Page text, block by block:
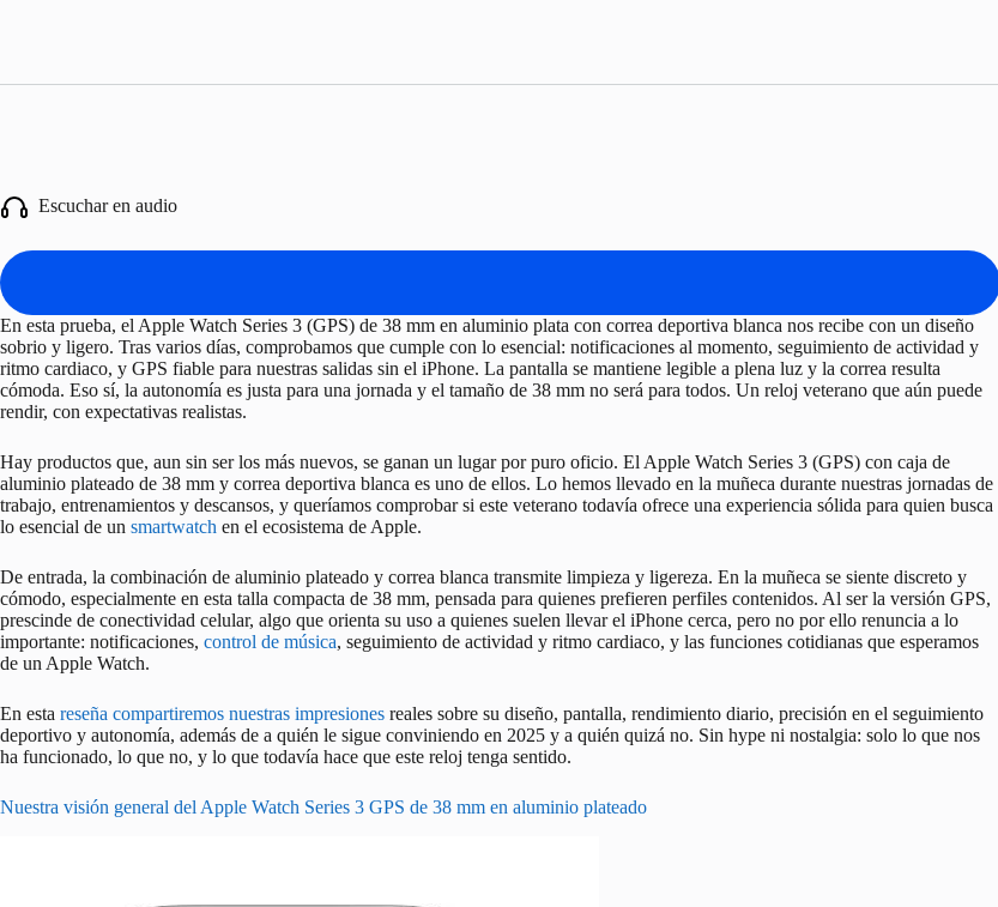
Escuchar en audio
En esta prueba, el Apple Watch Series 3 (GPS) de 38 mm en aluminio plata con correa deportiva blanca nos recibe con un diseño
sobrio y ligero. Tras varios días, comprobamos que cumple con lo esencial: notificaciones al momento, seguimiento de actividad y
ritmo cardiaco, y GPS fiable para nuestras salidas sin el iPhone. La pantalla se mantiene legible a plena luz y la correa resulta
cómoda. Eso sí, la autonomía es justa para una jornada y el tamaño de 38 mm no será para todos. Un reloj veterano que aún puede
rendir, con expectativas realistas.
Hay productos que, aun sin ser los más nuevos, se ganan un lugar por puro oficio. El Apple Watch Series 3 (GPS) con caja de
aluminio plateado de 38 mm y correa deportiva blanca es uno de ellos. Lo hemos llevado en la muñeca durante nuestras jornadas de
trabajo, entrenamientos y descansos, y queríamos comprobar si este veterano todavía ofrece una experiencia sólida para quien busca
lo esencial de un smartwatch en el ecosistema de Apple.
De entrada, la combinación de aluminio plateado y correa blanca transmite limpieza y ligereza. En la muñeca se siente discreto y
cómodo, especialmente en esta talla compacta de 38 mm, pensada para quienes prefieren perfiles contenidos. Al ser la versión GPS,
prescinde de conectividad celular, algo que orienta su uso a quienes suelen llevar el iPhone cerca, pero no por ello renuncia a lo
importante: notificaciones, control de música, seguimiento de actividad y ritmo cardiaco, y las funciones cotidianas que esperamos
de un Apple Watch.
En esta reseña compartiremos nuestras impresiones reales sobre su diseño, pantalla, rendimiento diario, precisión en el seguimiento
deportivo y autonomía, además de a quién le sigue conviniendo en 2025 y a quién quizá no. Sin hype ni nostalgia: solo lo que nos
ha funcionado, lo que no, y lo que todavía hace que este reloj tenga sentido.
Nuestra visión general del Apple Watch Series 3 GPS de 38 mm en aluminio plateado